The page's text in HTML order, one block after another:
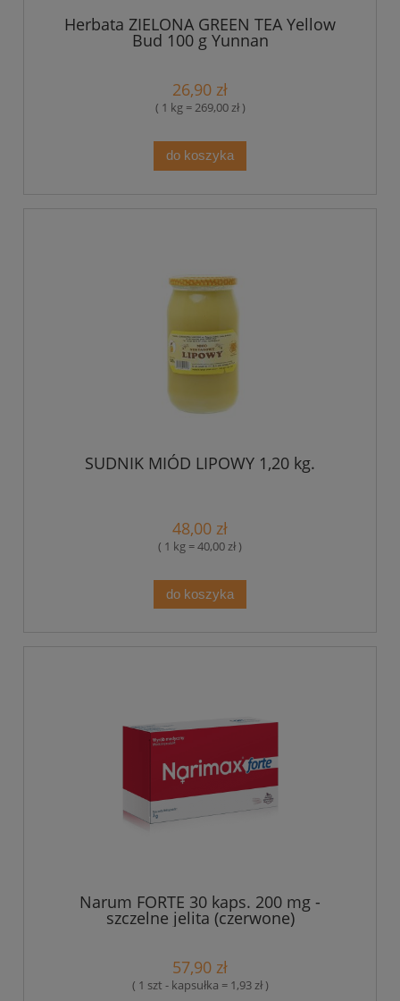
Herbata ZIELONA GREEN TEA Yellow
Bud 100 g Yunnan
26,90 zł
( 1 kg = 269,00 zł )
do koszyka
SUDNIK MIÓD LIPOWY 1,20 kg.
48,00 zł
( 1 kg = 40,00 zł )
do koszyka
Narum FORTE 30 kaps. 200 mg -
szczelne jelita (czerwone)
57,90 zł
( 1 szt - kapsułka = 1,93 zł )